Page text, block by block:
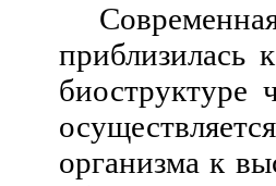
приблизилась
биоструктуре
организма к